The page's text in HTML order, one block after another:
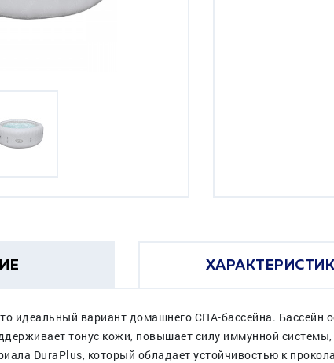
идеальный вариант домашнего СПА-бассейна.
тонус кожи, повышает силу иммунной системы,
DuraPlus, который обладает устойчивостью к